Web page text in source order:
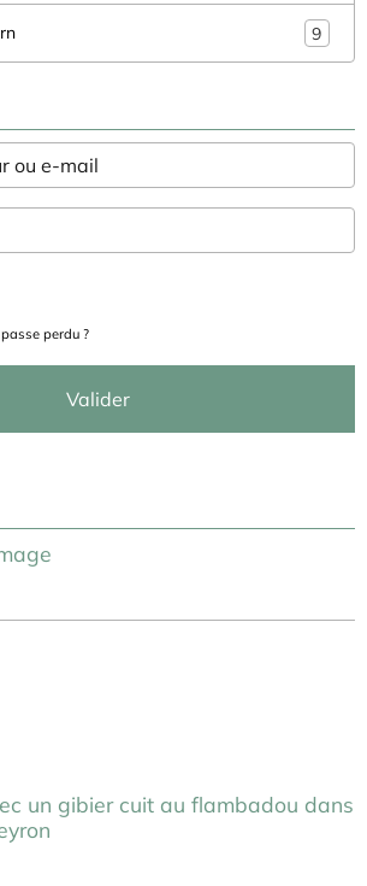
9
perdu ?
Valider
un gibier cuit au flambadou dans